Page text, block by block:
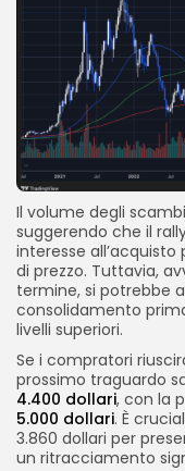
Il volume degli
suggerendo che il
interesse
di prezzo. Tuttavia,
termine, si potrebbe
consolidamento
livelli superiori.
Se i compratori
prossimo traguardo
4.400 dollari, con la
5.000 dollari. È
3.860 dollari per
un ritracciamento